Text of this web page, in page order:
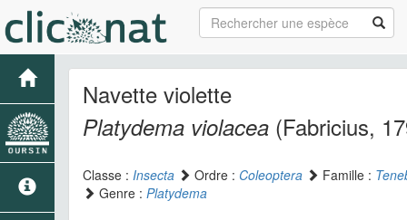
Navette violette
Platydema violacea (Fabricius,
Classe : Insecta Ordre : Coleoptera Famille :
Genre : Platydema